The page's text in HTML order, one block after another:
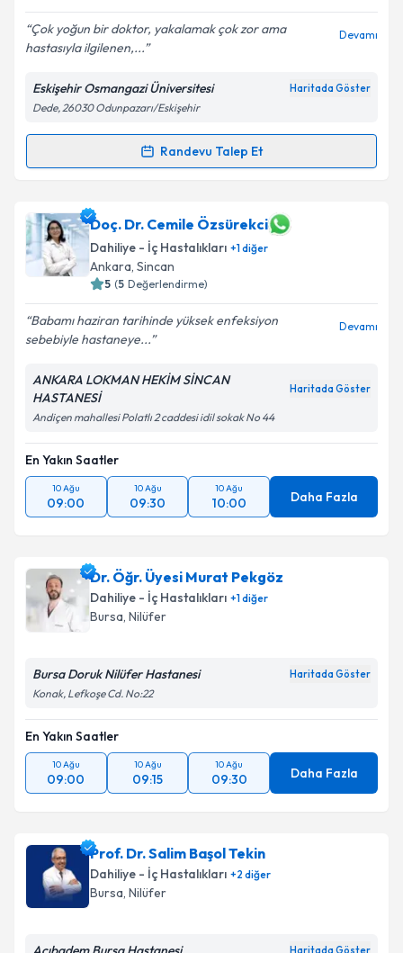
Kişisel verilerimin işlenmesine ilişkin
Aydınlatma
Metni'ni okudum ve kişisel verilerimin belirtilen
kapsamda işlenmesini kabul ediyorum.
Çok yoğun bir doktor, yakalamak çok zor ama
hastasıyla ilgilenen,...
Devamı
Eskişehir Osmangazi Üniversitesi Haritada Göster
Dede, 26030 Odunpazarı/Eskişehir
Randevu Talep Et
Randevu Takvimi Talebi
Dr. Tuncer Temeliçin randevu takvimi talebi
oluşturun. Size bu uzmandan randevu almanız için bir
takvim hazırlandığında e-posta ile bilgilendireceğiz.
E-posta Adresiniz
Kişisel verilerimin işlenmesine ilişkin
Aydınlatma
Metni
kapsamda işlenmesini kabul ediyorum.
Takvim Talebini Gönder
Doç. Dr. Cemile Özsürekci
Dahiliye - İç Hastalıkları +1diğer
Ankara, Sincan
5 (5 Değerlendirme)
Babamı haziran tarihinde yüksek enfeksiyon
sebebiyle hastaneye...
Devamı
ANKARA LOKMAN HEKİM SİNCAN
HASTANESİ
Haritada Göster
Andiçen mahallesi Polatlı 2 caddesi idil sokak No 44
En Yakın Saatler
10 Ağu
09:00
10 Ağu
09:30
10 Ağu
10:00 Daha Fazla
Dr. Öğr. Üyesi Murat Pekgöz
Dahiliye - İç Hastalıkları +1diğer
Bursa, Nilüfer
Bursa Doruk Nilüfer Hastanesi Haritada Göster
Konak, Lefkoşe Cd. No:22
En Yakın Saatler
10 Ağu
09:00
10 Ağu
09:15
10 Ağu
09:30 Daha Fazla
Prof. Dr. Salim Başol Tekin
Dahiliye - İç Hastalıkları +2 diğer
Bursa, Nilüfer
Haritada Göster